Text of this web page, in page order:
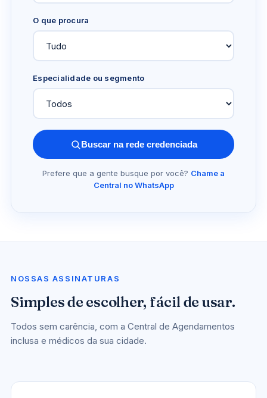
O que procura
Especialidade ou segmento
Buscar na rede credenciada
Prefere que a gente busque por você? Chame a
Central no WhatsApp
NOSSAS ASSINATURAS
Simples de escolher, fácil de usar.
Todos sem carência, com a Central de Agendamentos
inclusa e médicos da sua cidade.